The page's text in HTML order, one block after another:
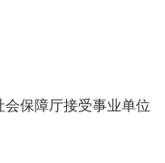
保障厅接受事业单位